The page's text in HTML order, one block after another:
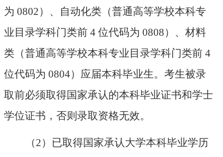
为 0802）、自动化类（普通高等学校本科专
业目录学科门类前 4 位代码为 0808）、材料
类（普通高等学校本科专业目录学科门类前 4
位代码为 0804）应届本科毕业生。考生被录
取前必须取得国家承认的本科毕业证书和学士
学位证书，否则录取资格无效。
（2）已取得国家承认大学本科毕业学历